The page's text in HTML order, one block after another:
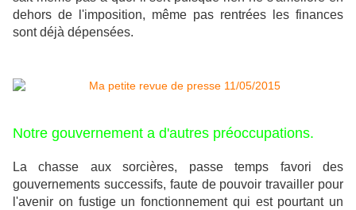
dehors de l'imposition, même pas rentrées les finances
sont déjà dépensées.
Notre gouvernement a d'autres préoccupations.
La chasse aux sorcières, passe temps favori des
gouvernements successifs, faute de pouvoir travailler pour
l'avenir on fustige un fonctionnement qui est pourtant un